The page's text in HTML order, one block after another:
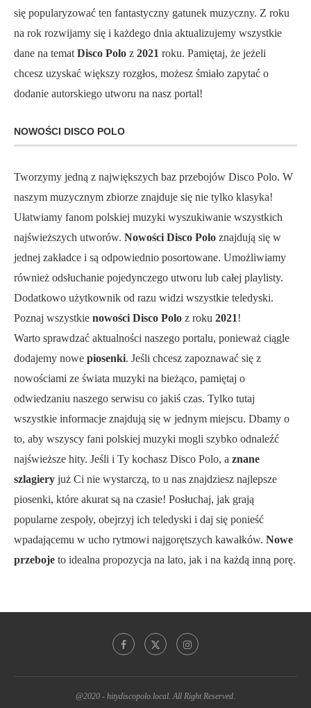
się popularyzować ten fantastyczny gatunek muzyczny. Z roku
na rok rozwijamy się i każdego dnia aktualizujemy wszystkie
dane na tematDisco Polo z 2021 roku. Pamiętaj, że jeżeli
chcesz uzyskać większy rozgłos, możesz śmiało zapytać o
dodanie autorskiego utworu na nasz portal!
NOWOŚCI DISCO POLO
Tworzymy jedną z największych baz przebojów Disco Polo. W
naszym muzycznym zbiorze znajduje się nie tylko klasyka!
Ułatwiamy fanom polskiej muzyki wyszukiwanie wszystkich
najświeższych utworów. Nowości Disco Polo znajdują się w
jednej zakładce i są odpowiednio posortowane. Umożliwiamy
również odsłuchanie pojedynczego utworu lub całej playlisty.
Dodatkowo użytkownik od razu widzi wszystkie teledyski.
Poznaj wszystkie nowości Disco Polo z roku 2021!
Warto sprawdzać aktualności naszego portalu, ponieważ ciągle
dodajemy nowe piosenki. Jeśli chcesz zapoznawać się z
nowościami ze świata muzyki na bieżąco, pamiętaj o
odwiedzaniu naszego serwisu co jakiś czas. Tylko tutaj
wszystkie informacje znajdują się w jednym miejscu. Dbamy o
to, aby wszyscy fani polskiej muzyki mogli szybko odnaleźć
najświeższe hity. Jeśli i Ty kochasz Disco Polo, a znane
szlagiery już Ci nie wystarczą, to u nas znajdziesz najlepsze
piosenki, które akurat są na czasie! Posłuchaj, jak grają
popularne zespoły, obejrzyj ich teledyski i daj się ponieść
wpadającemu w ucho rytmowi najgorętszych kawałków. Nowe
przeboje to idealna propozycja na lato, jak i na każdą inną porę.
@2020 - hitydiscopolo.local. All Right Reserved.